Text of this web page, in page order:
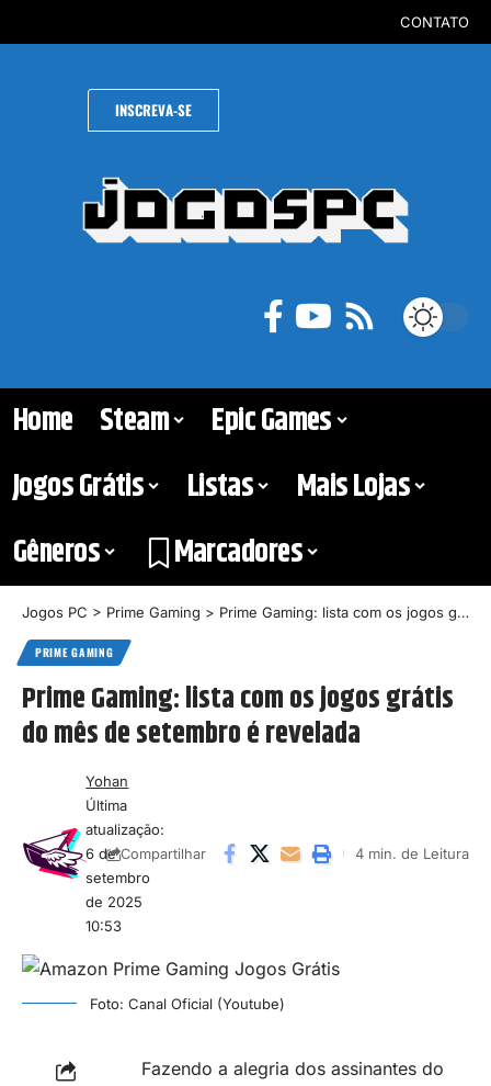
CONTATO
INSCREVA-SE
Home Steam
Epic Games
Jogos Grátis
Listas
Mais Lojas
Gêneros
Marcadores
Jogos PC > Prime Gaming > Prime Gaming: lista com os jogos grátis do mês de setembro é revelada
PRIME GAMING
Prime Gaming: lista com os jogos grátis
do mês de setembro é revelada
Última
atualização:
6 de
setembro
de 2025
10:53
Yohan
Compartilhar 4 min. de Leitura
Foto: Canal Oficial (Youtube)
Fazendo a alegria dos assinantes do